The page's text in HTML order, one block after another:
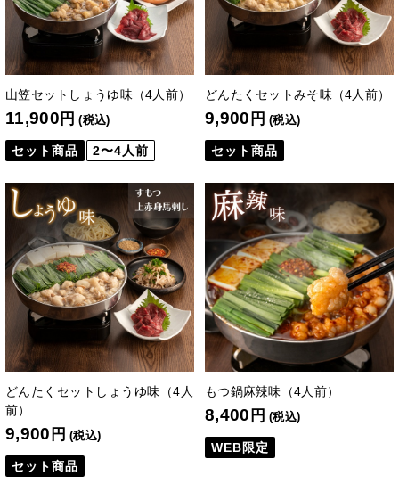
山笠セットしょうゆ味（4人前）
11,900 円 (税込)
セット商品 2〜4人前
どんたくセットみそ味（4人前）
9,900 円 (税込)
セット商品
どんたくセットしょうゆ味（4人
前）
9,900 円 (税込)
セット商品
もつ鍋麻辣味（4人前）
8,400 円 (税込)
WEB限定